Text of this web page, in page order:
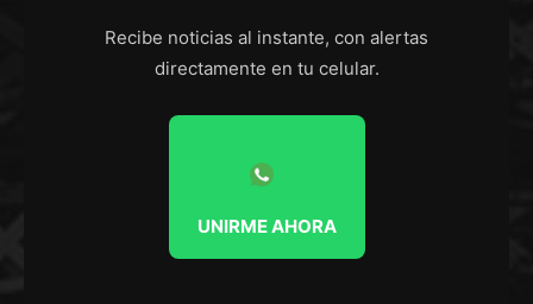
Recibe noticias al instante, con alertas
directamente en tu celular.
UNIRME AHORA